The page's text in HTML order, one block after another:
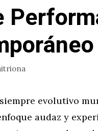
evolutivo
audaz y